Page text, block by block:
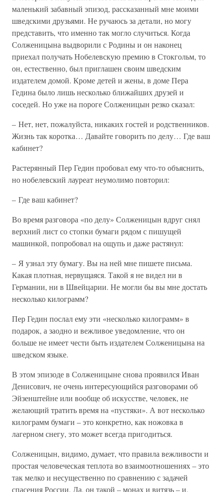
маленький забавный эпизод, рассказанный мне моими
шведскими друзьями. Не ручаюсь за детали, но могу
представить, что именно так могло случиться. Когда
Солженицына выдворили с Родины и он наконец
приехал получать Нобелевскую премию в Стокгольм, то
он, естественно, был приглашен своим шведским
издателем домой. Кроме детей и жены, в доме Пера
Гедина было лишь несколько ближайших друзей и
соседей. Но уже на пороге Солженицын резко сказал:
– Нет, нет, пожалуйста, никаких гостей и родственников.
Жизнь так коротка… Давайте говорить по делу… Где ваш
кабинет?
Растерянный Пер Гедин пробовал ему что-то объяснить,
но нобелевский лауреат неумолимо повторил:
– Где ваш кабинет?
Во время разговора «по делу» Солженицын вдруг снял
верхний лист со стопки бумаги рядом с пишущей
машинкой, попробовал на ощупь и даже растянул:
– Я узнал эту бумагу. Вы на ней мне пишете письма.
Какая плотная, нервущаяся. Такой я не видел ни в
Германии, ни в Швейцарии. Не могли бы вы мне достать
несколько килограмм?
Пер Гедин послал ему эти «несколько килограмм» в
подарок, а заодно и вежливое уведомление, что он
больше не имеет чести быть издателем Солженицына на
шведском языке.
В этом эпизоде в Солженицыне снова проявился Иван
Денисович, не очень интересующийся разговорами об
Эйзенштейне или вообще об искусстве, человек, не
желающий тратить время на «пустяки». А вот несколько
килограмм бумаги – это конкретно, как ножовка в
лагерном снегу, это может всегда пригодиться.
Солженицын, видимо, думает, что правила вежливости и
простая человеческая теплота во взаимоотношениях – это
так мелко и несущественно по сравнению с задачей
спасения России. Да, он такой – монах и витязь – и,